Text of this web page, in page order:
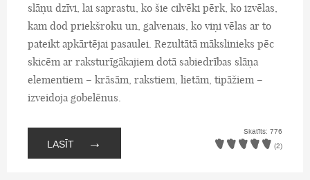
slāņu dzīvi, lai saprastu, ko šie cilvēki pērk, ko izvēlas,
kam dod priekšroku un, galvenais, ko viņi vēlas ar to
pateikt apkārtējai pasaulei. Rezultātā mākslinieks pēc
skicēm ar raksturīgākajiem dotā sabiedrības slāņa
elementiem – krāsām, rakstiem, lietām, tipāžiem –
izveidoja gobelēnus.
LASĪT →
Skatīts: 776
(2)